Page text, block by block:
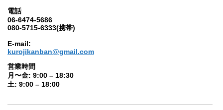
電話
06-6474-5686
080-5715-6333(携帯)
E-mail:
kurojikanban@gmail.com
営業時間
月〜金: 9:00 – 18:30
土: 9:00 – 18:00